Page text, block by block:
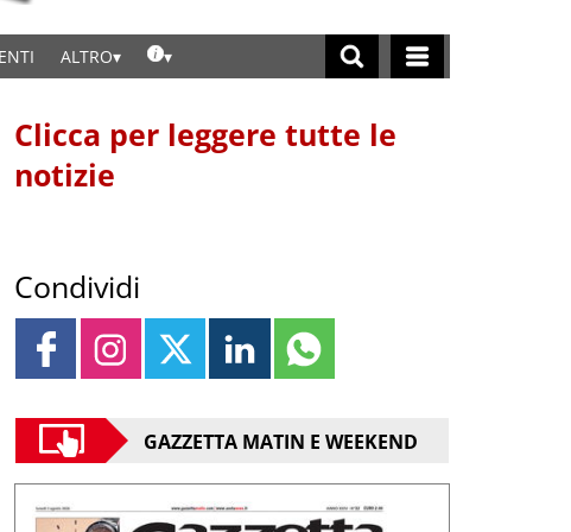
ALTRO
Clicca per leggere tutte le
notizie
Condividi
GAZZETTA MATIN E WEEKEND